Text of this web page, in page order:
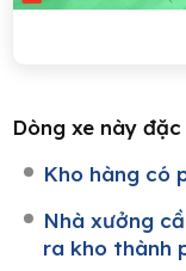
Dòng xe này
Kho hàng có
Nhà xưởng
ra kho thành